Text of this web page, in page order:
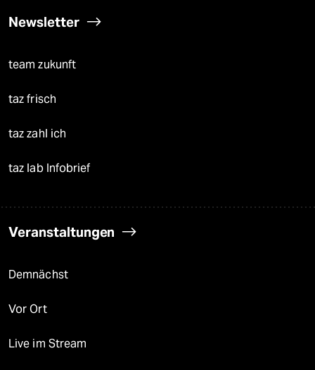
Newsletter
team zukunft
taz frisch
taz zahl ich
taz lab Infobrief
Veranstaltungen
Demnächst
Vor Ort
Live im Stream